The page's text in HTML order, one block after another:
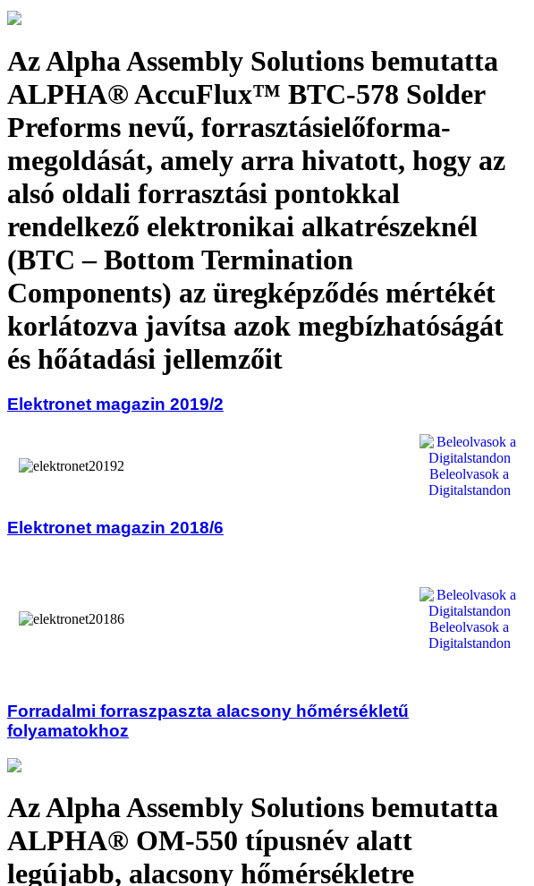
Az Alpha Assembly Solutions bemutatta
ALPHA® AccuFlux™ BTC-578 Solder
Preforms nevű, forrasztásielőforma-
megoldását, amely arra hivatott, hogy az
alsó oldali forrasztási pontokkal
rendelkező elektronikai alkatrészeknél
(BTC – Bottom Termination
Components) az üregképződés mértékét
korlátozva javítsa azok megbízhatóságát
és hőátadási jellemzőit
Elektronet magazin 2019/2
Beleolvasok a
Digitalstandon
Elektronet magazin 2018/6
Beleolvasok a
Digitalstandon
Forradalmi forraszpaszta alacsony hőmérsékletű
folyamatokhoz
Az Alpha Assembly Solutions bemutatta
ALPHA® OM-550 típusnév alatt
legújabb, alacsony hőmérsékletre